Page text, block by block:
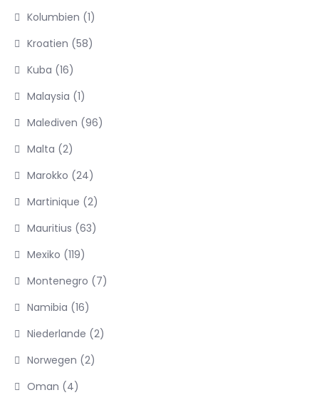
Kolumbien (1)
Kroatien (58)
Kuba (16)
Malaysia (1)
Malediven (96)
Malta (2)
Marokko (24)
Martinique (2)
Mauritius (63)
Mexiko (119)
Montenegro (7)
Namibia (16)
Niederlande (2)
Norwegen (2)
Oman (4)